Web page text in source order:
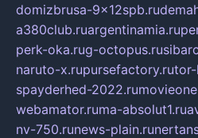
domizbrusa-9x12spb.ru
a380club.ruargentinamia.ru
perk-oka.rug-octopus.ru
naruto-x.rupursefactory.ru
spayderhed-2022.ru
webamator.ruma-absolut1.ru
nv-750.runews-plain.ru